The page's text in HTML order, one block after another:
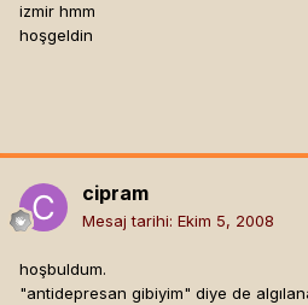
izmir hmm
hoşgeldin
cipram
Mesaj tarihi: Ekim 5, 2008
hoşbuldum.
"antidepresan gibiyim" diye de